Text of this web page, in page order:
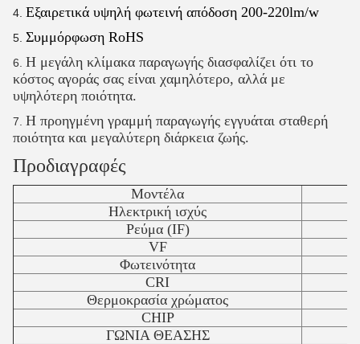
Εξαιρετικά υψηλή φωτεινή απόδοση 200-220lm/w
Συμμόρφωση RoHS
Η μεγάλη κλίμακα παραγωγής διασφαλίζει ότι το
κόστος αγοράς σας είναι χαμηλότερο, αλλά με
υψηλότερη ποιότητα.
Η προηγμένη γραμμή παραγωγής εγγυάται σταθερή
ποιότητα και μεγαλύτερη διάρκεια ζωής.
Προδιαγραφές
Μοντέλα
Ηλεκτρική ισχύς
Ρεύμα (IF)
VF
Φωτεινότητα
CRI
Θερμοκρασία χρώματος
CHIP
ΓΩΝΙΑ ΘΕΑΣΗΣ